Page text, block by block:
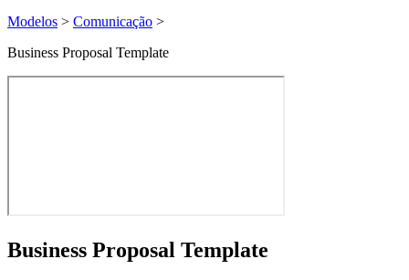
Modelos > Comunicação >
Business Proposal Template
Business Proposal Template